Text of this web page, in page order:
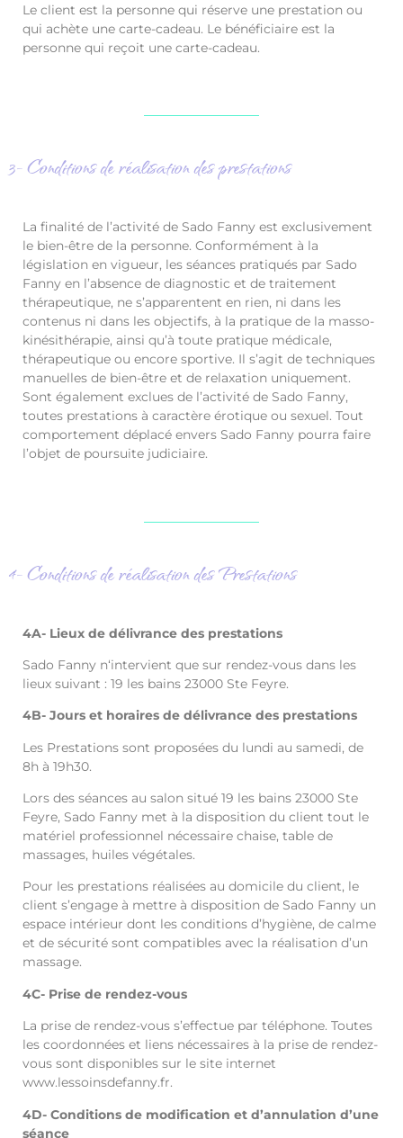
Le client est la personne qui réserve une prestation ou
qui achète une carte-cadeau. Le bénéficiaire est la
personne qui reçoit une carte-cadeau.
3- Conditions de réalisation des prestations
La finalité de l’activité de Sado Fanny est exclusivement
le bien-être de la personne. Conformément à la
législation en vigueur, les séances pratiqués par Sado
Fanny en l’absence de diagnostic et de traitement
thérapeutique, ne s’apparentent en rien, ni dans les
contenus ni dans les objectifs, à la pratique de la masso-
kinésithérapie, ainsi qu’à toute pratique médicale,
thérapeutique ou encore sportive. Il s’agit de techniques
manuelles de bien-être et de relaxation uniquement.
Sont également exclues de l’activité de Sado Fanny,
toutes prestations à caractère érotique ou sexuel. Tout
comportement déplacé envers Sado Fanny pourra faire
l’objet de poursuite judiciaire.
4- Conditions de réalisation des Prestations
4A- Lieux de délivrance des prestations
Sado Fanny n‘intervient que sur rendez-vous dans les
lieux suivant : 19 les bains 23000 Ste Feyre.
4B- Jours et horaires de délivrance des prestations
Les Prestations sont proposées du lundi au samedi, de
8h à 19h30.
Lors des séances au salon situé 19 les bains 23000 Ste
Feyre, Sado Fanny met à la disposition du client tout le
matériel professionnel nécessaire chaise, table de
massages, huiles végétales.
Pour les prestations réalisées au domicile du client, le
client s’engage à mettre à disposition de Sado Fanny un
espace intérieur dont les conditions d’hygiène, de calme
et de sécurité sont compatibles avec la réalisation d’un
massage.
4C- Prise de rendez-vous
La prise de rendez-vous s’effectue par téléphone. Toutes
les coordonnées et liens nécessaires à la prise de rendez-
vous sont disponibles sur le site internet
www.lessoinsdefanny.fr.
4D- Conditions de modification et d’annulation d’une
séance